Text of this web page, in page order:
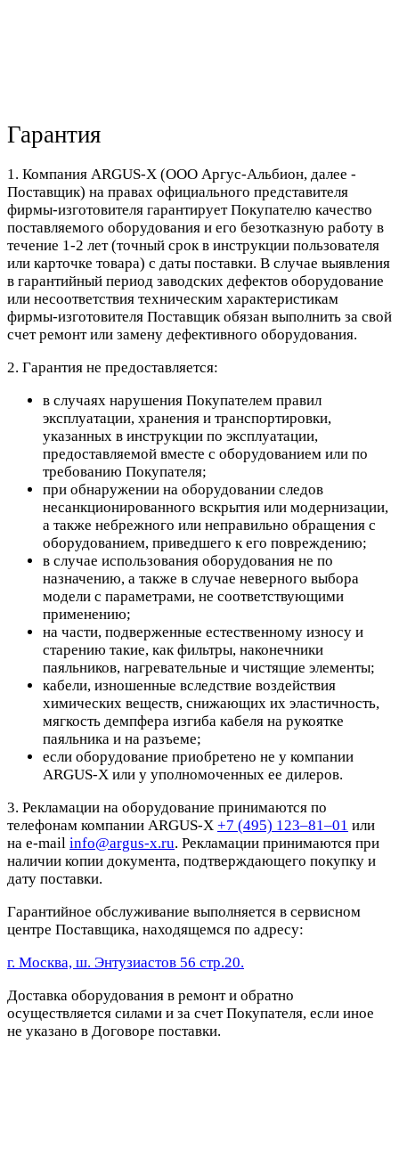
Гарантия
1. Компания ARGUS-X (ООО Аргус-Альбион, далее -
Поставщик) на правах официального представителя
фирмы-изготовителя гарантирует Покупателю качество
поставляемого оборудования и его безотказную работу в
течение 1-2 лет (точный срок в инструкции пользователя
или карточке товара) с даты поставки. В случае выявления
в гарантийный период заводских дефектов оборудование
или несоответствия техническим характеристикам
фирмы-изготовителя Поставщик обязан выполнить за свой
счет ремонт или замену дефективного оборудования.
2. Гарантия не предоставляется:
в случаях нарушения Покупателем правил
эксплуатации, хранения и транспортировки,
указанных в инструкции по эксплуатации,
предоставляемой вместе с оборудованием или по
требованию Покупателя;
при обнаружении на оборудовании следов
несанкционированного вскрытия или модернизации,
а также небрежного или неправильно обращения с
оборудованием, приведшего к его повреждению;
в случае использования оборудования не по
назначению, а также в случае неверного выбора
модели с параметрами, не соответствующими
применению;
на части, подверженные естественному износу и
старению такие, как фильтры, наконечники
паяльников, нагревательные и чистящие элементы;
кабели, изношенные вследствие воздействия
химических веществ, снижающих их эластичность,
мягкость демпфера изгиба кабеля на рукоятке
паяльника и на разъеме;
если оборудование приобретено не у компании
ARGUS-X или у уполномоченных ее дилеров.
3. Рекламации на оборудование принимаются по
телефонам компании ARGUS-X +7 (495) 123–81–01 или
на e-mail info@argus-x.ru. Рекламации принимаются при
наличии копии документа, подтверждающего покупку и
дату поставки.
Гарантийное обслуживание выполняется в сервисном
центре Поставщика, находящемся по адресу:
г. Москва, ш. Энтузиастов 56 стр.20.
Доставка оборудования в ремонт и обратно
осуществляется силами и за счет Покупателя, если иное
не указано в Договоре поставки.